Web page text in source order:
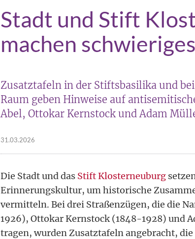
Stadt und Stift
machen
Zusatztafeln in der Stiftsbasilika und
Raum geben Hinweise auf
Abel, Ottokar Kernstock und Adam
31.03.2026
Die Stadt und das Stift Klosterneuburg
Erinnerungskultur, um historische
vermitteln. Bei drei Straßenzügen, die die
1926), Ottokar Kernstock (1848-1928) und
tragen, wurden Zusatztafeln angebracht,